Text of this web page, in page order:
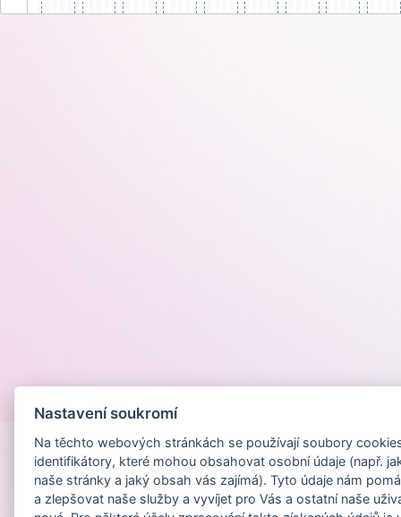
Nastavení soukromí
Na těchto webových stránkách se používají soubory
identifikátory, které mohou obsahovat osobní údaje (např.
naše stránky a jaký obsah vás zajímá). Tyto údaje nám
a zlepšovat naše služby a vyvíjet pro Vás a ostatní naše